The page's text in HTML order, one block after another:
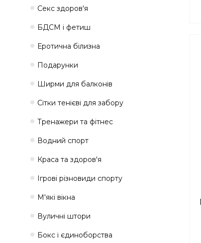
Секс здоров'я
БДСМ і фетиш
Еротична білизна
Подарунки
Ширми для балконів
Сітки тенієві для забору
Тренажери та фітнес
Водний спорт
Краса та здоров'я
Ігрові різновиди спорту
М'які вікна
Вуличні штори
Бокс і єдиноборства